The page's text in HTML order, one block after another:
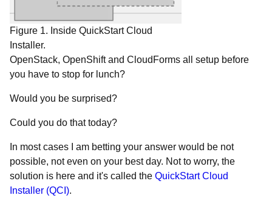
Figure 1. Inside QuickStart Cloud
Installer.
OpenStack, OpenShift and CloudForms all setup before
you have to stop for lunch?
Would you be surprised?
Could you do that today?
In most cases I am betting your answer would be not
possible, not even on your best day. Not to worry, the
solution is here and it's called the QuickStart Cloud
Installer (QCI).